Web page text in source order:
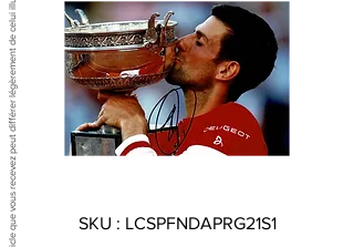
SKU : LCSPFNDAPRG21S1